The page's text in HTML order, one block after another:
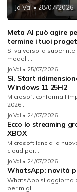
Jo Val• 28/07/2026
Meta AI può agire
termine i tuoi
Si va verso la
modell...
Jo Val • 25/07/2026
Sì, Start
Windows 11 25H2
Microsoft conferma
2026...
Jo Val • 24/07/2026
Ecco lo streaming
XBOX
Microsoft lancia la
cloud per...
Jo Val • 24/07/2026
WhatsApp: novità
WhatsApp si aggiorna
per migl...